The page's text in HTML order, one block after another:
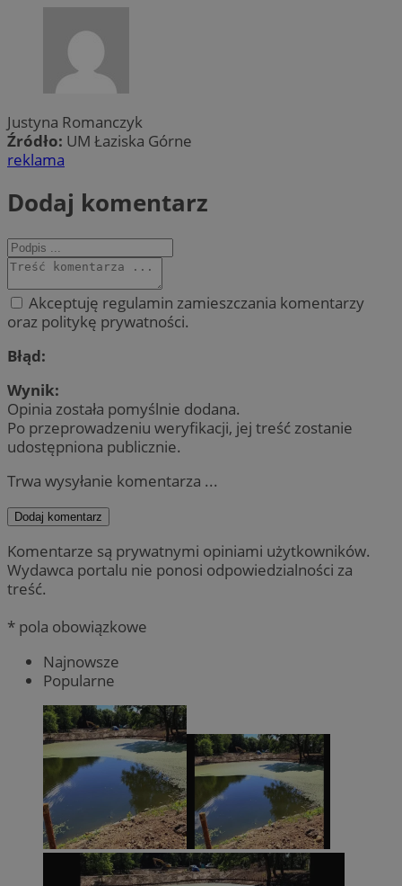
Justyna Romanczyk
Źródło: UM Łaziska Górne
reklama
Dodaj komentarz
Akceptuję regulamin zamieszczania komentarzy
oraz politykę prywatności.
Błąd:
Wynik:
Opinia została pomyślnie dodana.
Po przeprowadzeniu weryfikacji, jej treść zostanie
udostępniona publicznie.
Trwa wysyłanie komentarza ...
Dodaj komentarz
Komentarze są prywatnymi opiniami użytkowników.
Wydawca portalu nie ponosi odpowiedzialności za
treść.
* pola obowiązkowe
Najnowsze
Popularne